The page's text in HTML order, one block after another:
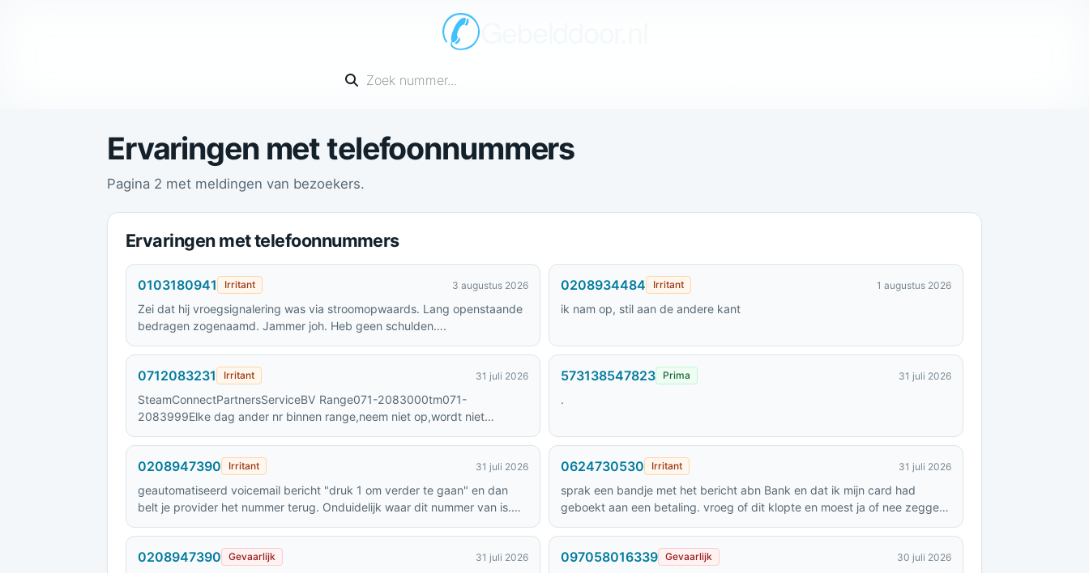
Vul een telefoonnummer in
Ervaringen met telefoonnummers
Pagina 2 met meldingen van bezoekers.
Ervaringen met telefoonnummers
0103180941 Irritant 3 augustus 2026
Zei dat hij vroegsignalering was via stroomopwaards. Lang openstaande
bedragen zogenaamd. Jammer joh. Heb geen schulden….
0208934484 Irritant 1 augustus 2026
ik nam op, stil aan de andere kant
0712083231 Irritant 31 juli 2026
SteamConnectPartnersServiceBV Range071-2083000tm071-
2083999Elke dag ander nr binnen range,neem niet op,wordt niet
ingesproken,geen sms,bel niet terug ZEER IRRITANT
573138547823 Prima 31 juli 2026
.
0208947390 Irritant 31 juli 2026
geautomatiseerd voicemail bericht "druk 1 om verder te gaan" en dan
belt je provider het nummer terug. Onduidelijk waar dit nummer van is.
dus niet terugbellen.
0624730530 Irritant 31 juli 2026
sprak een bandje met het bericht abn Bank en dat ik mijn card had
geboekt aan een betaling. vroeg of dit klopte en moest ja of nee zeggen.
ik heb het contact verbroken en nummer geblokkeerd
0208947390 Gevaarlijk 31 juli 2026 097058016339 Gevaarlijk 30 juli 2026